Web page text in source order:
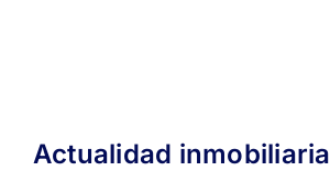
Actualidad inmobiliaria